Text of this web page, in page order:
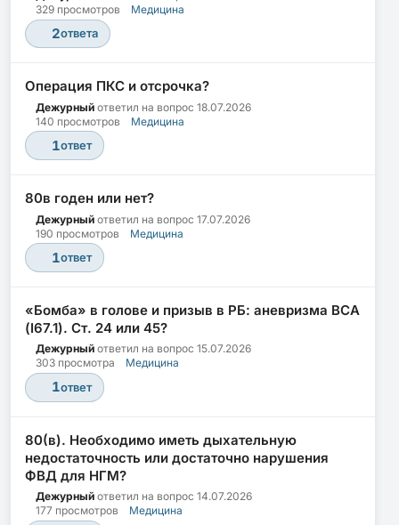
329 просмотров
Медицина
2ответа
Операция ПКС и отсрочка?
Дежурный ответил на вопрос 18.07.2026
140 просмотров
Медицина
1ответ
80в годен или нет?
Дежурный ответил на вопрос 17.07.2026
190 просмотров
Медицина
1ответ
«Бомба» в голове и призыв в РБ: аневризма ВСА
(I67.1). Ст. 24 или 45?
Дежурный ответил на вопрос 15.07.2026
303 просмотра
Медицина
1ответ
80(в). Необходимо иметь дыхательную
недостаточность или достаточно нарушения
ФВД для НГМ?
Дежурный ответил на вопрос 14.07.2026
177 просмотров
Медицина